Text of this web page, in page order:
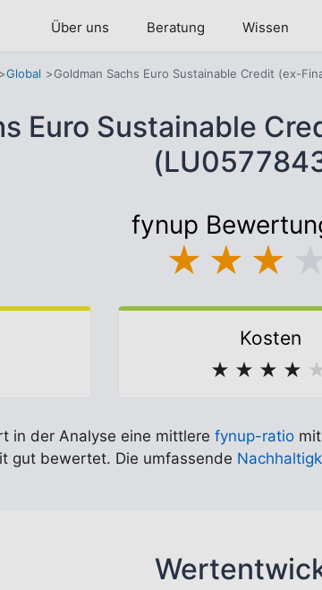
Über uns Beratung Wissen
Global Goldman Sachs Euro Sustainable Credit (ex-
Euro Sustainable
fynup
★ ★ ★
Kosten
★ ★ ★ ★ ★
in der Analyse eine mittlere fynup-ratio
gut bewertet. Die umfassende